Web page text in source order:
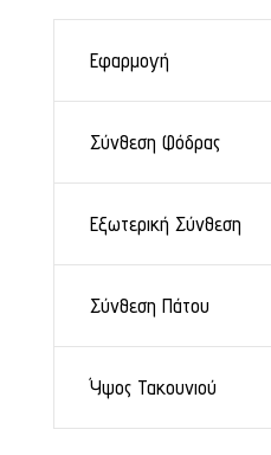
Εφαρμογή
Σύνθεση Φόδρας
Εξωτερική Σύνθεση
Σύνθεση Πάτου
Ύψος Τακουνιού